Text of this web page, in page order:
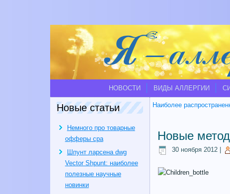
НОВОСТИ ВИДЫ АЛЛЕРГИИ
Новые статьи
Немного про товарные
офферы cpa
Шпунт ларсена dwg
Vector Shpunt: наиболее
полезные научные
новинки
Наиболее
Новые
30 ноября 2012|